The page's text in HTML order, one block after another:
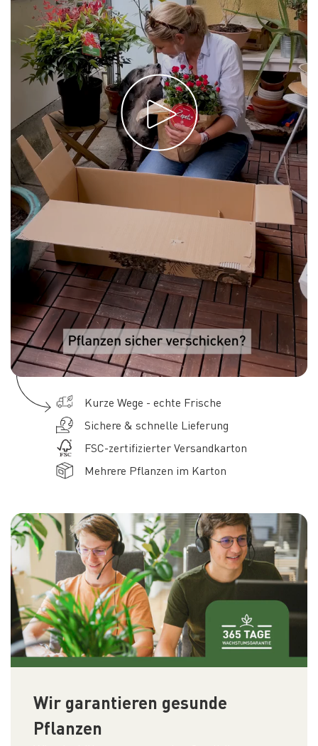
Kurze Wege - echte Frische
Sichere & schnelle Lieferung
FSC-zertifizierter Versandkarton
Mehrere Pflanzen im Karton
Wir garantieren gesunde
Pflanzen